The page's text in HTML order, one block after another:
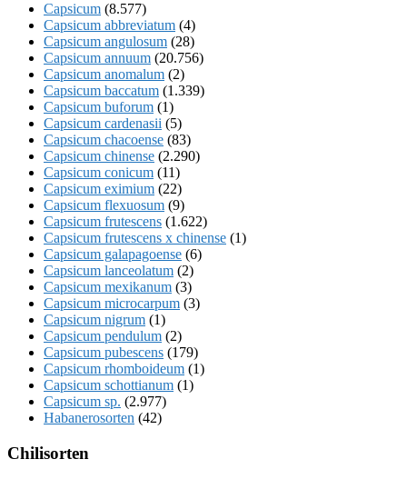
Capsicum (8.577)
Capsicum abbreviatum (4)
Capsicum angulosum (28)
Capsicum annuum (20.756)
Capsicum anomalum (2)
Capsicum baccatum (1.339)
Capsicum buforum (1)
Capsicum cardenasii (5)
Capsicum chacoense (83)
Capsicum chinense (2.290)
Capsicum conicum (11)
Capsicum eximium (22)
Capsicum flexuosum (9)
Capsicum frutescens (1.622)
Capsicum frutescens x chinense (1)
Capsicum galapagoense (6)
Capsicum lanceolatum (2)
Capsicum mexikanum (3)
Capsicum microcarpum (3)
Capsicum nigrum (1)
Capsicum pendulum (2)
Capsicum pubescens (179)
Capsicum rhomboideum (1)
Capsicum schottianum (1)
Capsicum sp. (2.977)
Habanerosorten (42)
Chilisorten